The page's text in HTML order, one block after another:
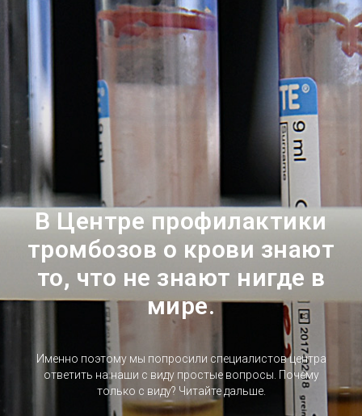
В Центре профилактики
тромбозов о крови знают
то, что не знают нигде в
мире.
Именно поэтому мы попросили специалистов центра
ответить на наши с виду простые вопросы. Почему
только с виду? Читайте дальше.